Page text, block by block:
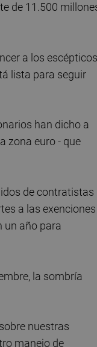
de 11.500
a los escépticos
lista para seguir
han dicho a
zona euro - que
de contratistas
a las exenciones
un año para
la sombría
nuestras
manejo de